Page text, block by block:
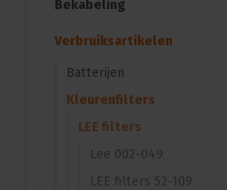
Bekabeling
Verbruiksartikelen
Batterijen
Kleurenfilters
LEE filters
Lee 002-049
LEE filters 52-109